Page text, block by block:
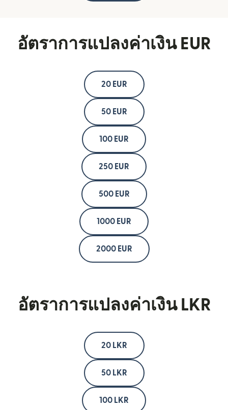
อัตราการแปลงค่าเงิน EUR
20 EUR
50 EUR
100 EUR
250 EUR
500 EUR
1000 EUR
2000 EUR
อัตราการแปลงค่าเงิน LKR
20 LKR
50 LKR
100 LKR